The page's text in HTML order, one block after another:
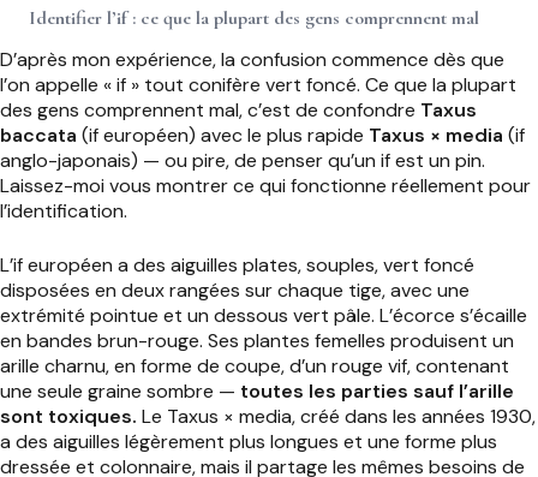
Identifier l’if : ce que la plupart des gens comprennent mal
D’après mon expérience, la confusion commence dès que
l’on appelle « if » tout conifère vert foncé. Ce que la plupart
des gens comprennent mal, c’est de confondre Taxus
baccata (if européen) avec le plus rapide Taxus × media (if
anglo-japonais) — ou pire, de penser qu’un if est un pin.
Laissez-moi vous montrer ce qui fonctionne réellement pour
l’identification.
L’if européen a des aiguilles plates, souples, vert foncé
disposées en deux rangées sur chaque tige, avec une
extrémité pointue et un dessous vert pâle. L’écorce s’écaille
en bandes brun-rouge. Ses plantes femelles produisent un
arille charnu, en forme de coupe, d’un rouge vif, contenant
une seule graine sombre — toutes les parties sauf l’arille
sont toxiques. Le Taxus × media, créé dans les années 1930,
a des aiguilles légèrement plus longues et une forme plus
dressée et colonnaire, mais il partage les mêmes besoins de